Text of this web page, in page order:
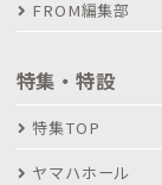
FROM編集部
特集・特設
特集TOP
ヤマハホール